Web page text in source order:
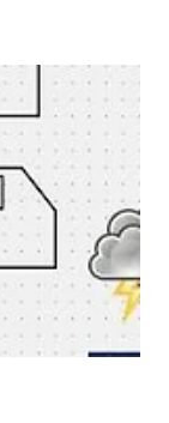
진행해 보기는 봐
면 제대로 뜨는가
지는 왔습니다.
레그 앤 드롭을 제
직은 잘 모르겠습